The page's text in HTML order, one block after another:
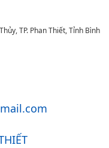
TP. Phan Thiết, Tỉnh Bình